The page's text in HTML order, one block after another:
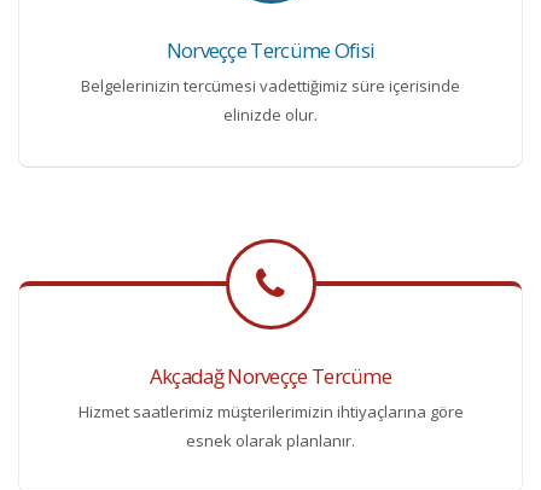
Norveççe Tercüme Ofisi
Belgelerinizin tercümesi vadettiğimiz süre içerisinde
elinizde olur.
Akçadağ Norveççe Tercüme
Hizmet saatlerimiz müşterilerimizin ihtiyaçlarına göre
esnek olarak planlanır.